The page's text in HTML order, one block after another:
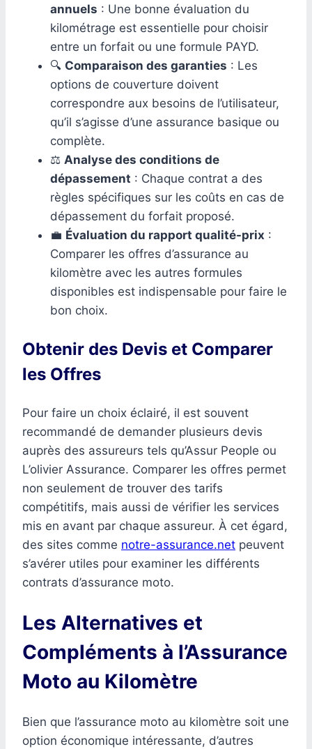
annuels : Une bonne évaluation du
kilométrage est essentielle pour choisir
entre un forfait ou une formule PAYD.
🔍 Comparaison des garanties : Les
options de couverture doivent
correspondre aux besoins de l’utilisateur,
qu’il s’agisse d’une assurance basique ou
complète.
⚖️ Analyse des conditions de
dépassement : Chaque contrat a des
règles spécifiques sur les coûts en cas de
dépassement du forfait proposé.
💼 Évaluation du rapport qualité-prix :
Comparer les offres d’assurance au
kilomètre avec les autres formules
disponibles est indispensable pour faire le
bon choix.
Obtenir des Devis et Comparer
les Offres
Pour faire un choix éclairé, il est souvent
recommandé de demander plusieurs devis
auprès des assureurs tels qu’Assur People ou
L’olivier Assurance. Comparer les offres permet
non seulement de trouver des tarifs
compétitifs, mais aussi de vérifier les services
mis en avant par chaque assureur. À cet égard,
des sites comme notre-assurance.net peuvent
s’avérer utiles pour examiner les différents
contrats d’assurance moto.
Les Alternatives et
Compléments à l’Assurance
Moto au Kilomètre
Bien que l’assurance moto au kilomètre soit une
option économique intéressante, d’autres